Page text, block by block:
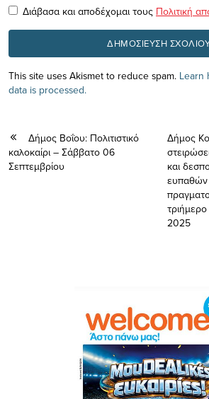
Διάβασα και αποδέχομαι τους Πολιτική
This site uses Akismet to reduce spam. Learn
data is processed.
Δήμος Βοΐου: Πολιτιστικό
καλοκαίρι – Σάββατο 06
Σεπτεμβρίου
Δήμος
και
ευπαθών
2025